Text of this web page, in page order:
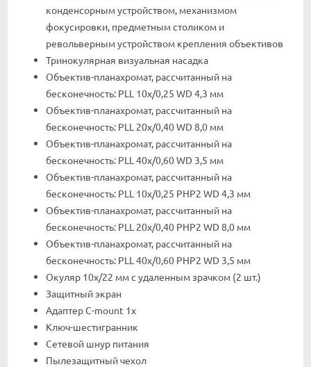
конденсорным устройством, механизмом
фокусировки, предметным столиком и
револьверным устройством крепления объективов
Тринокулярная визуальная насадка
Объектив-планахромат, рассчитанный на
бесконечность: PLL 10х/0,25 WD 4,3 мм
Объектив-планахромат, рассчитанный на
бесконечность: PLL 20x/0,40 WD 8,0 мм
Объектив-планахромат, рассчитанный на
бесконечность: PLL 40x/0,60 WD 3,5 мм
Объектив-планахромат, рассчитанный на
бесконечность: PLL 10x/0,25 PHP2 WD 4,3 мм
Объектив-планахромат, рассчитанный на
бесконечность: PLL 20x/0,40 PHP2 WD 8,0 мм
Объектив-планахромат, рассчитанный на
бесконечность: PLL 40x/0,60 PHP2 WD 3,5 мм
Окуляр 10x/22 мм с удаленным зрачком (2 шт.)
Защитный экран
Адаптер C-mount 1х
Ключ-шестигранник
Сетевой шнур питания
Пылезащитный чехол